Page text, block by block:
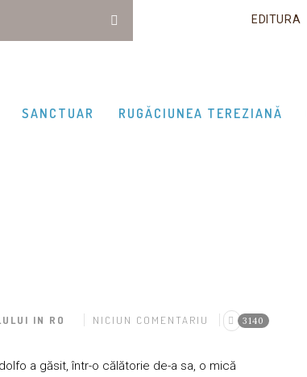
EDITURA
SANCTUAR RUGĂCIUNEA TEREZIANĂ
IN RO NICIUN COMENTARIU 3140
a găsit, într-o călătorie de-a sa, o mică